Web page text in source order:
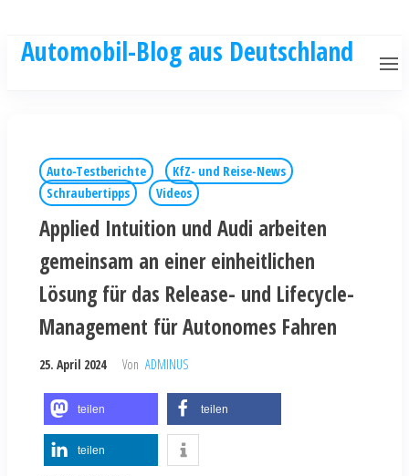
Automobil-Blog aus Deutschland
Auto-Testberichte
KfZ- und Reise-News
Schraubertipps
Videos
Applied Intuition und Audi arbeiten
gemeinsam an einer einheitlichen
Lösung für das Release- und Lifecycle-
Management für Autonomes Fahren
25. April 2024 Von ADMINUS
teilen teilen
teilen